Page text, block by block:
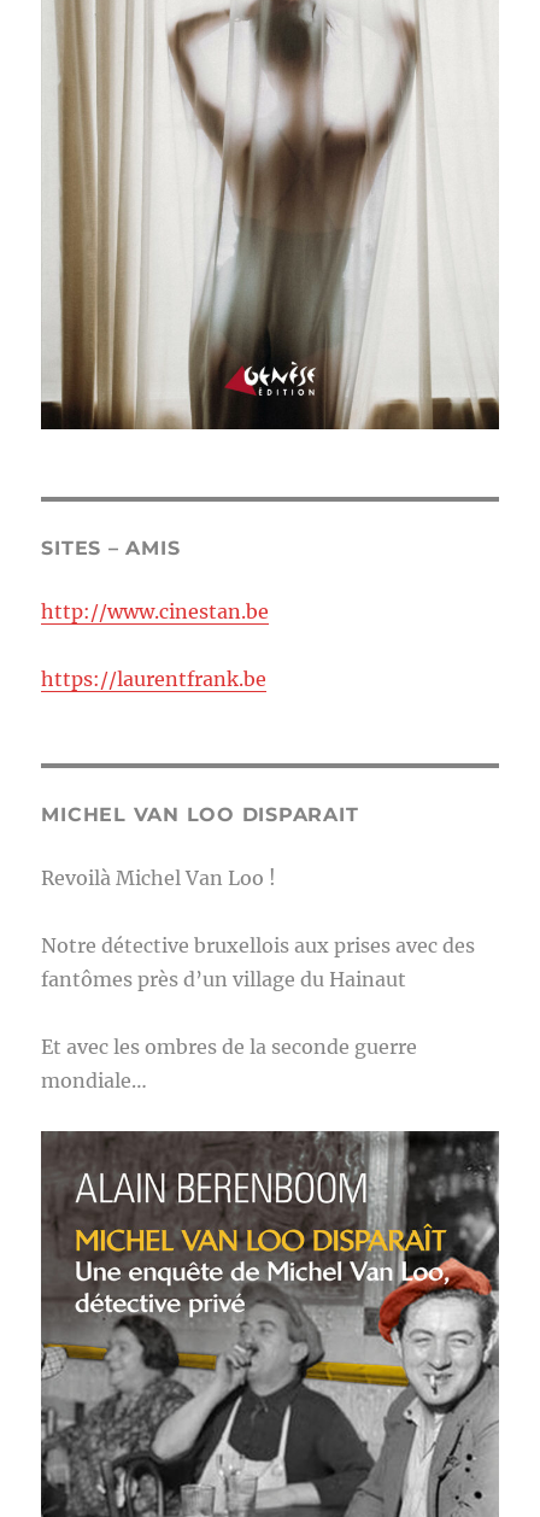
SITES – AMIS
http://www.cinestan.be
https://laurentfrank.be
MICHEL VAN LOO DISPARAIT
Revoilà Michel Van Loo !
Notre détective bruxellois aux prises avec des
fantômes près d’un village du Hainaut
Et avec les ombres de la seconde guerre
mondiale…